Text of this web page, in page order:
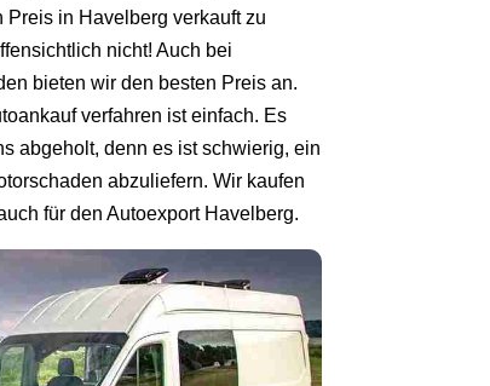
Preis in Havelberg verkauft zu
nicht! Auch bei
bieten wir den besten Preis an.
verfahren ist einfach. Es
abgeholt, denn es ist schwierig, ein
abzuliefern. Wir kaufen
für den Autoexport Havelberg.